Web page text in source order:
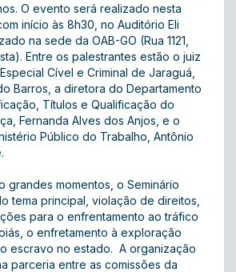
O evento será realizado nesta
início às 8h30, no Auditório Eli
na sede da OAB-GO (Rua 1121,
Entre os palestrantes estão o juiz
Cível e Criminal de Jaraguá,
Barros, a diretora do Departamento
Títulos e Qualificação do
Fernanda Alves dos Anjos, e o
Público do Trabalho, Antônio
grandes momentos, o Seminário
tema principal, violação de direitos,
para o enfrentamento ao tráfico
o enfretamento à exploração
escravo no estado. A organização
parceria entre as comissões da